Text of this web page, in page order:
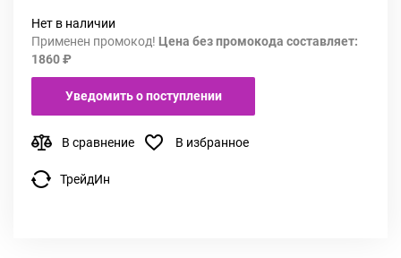
Нет в наличии
Применен промокод! Цена без промокода составляет:
1860 ₽
Уведомить о поступлении
В сравнение В избранное
ТрейдИн